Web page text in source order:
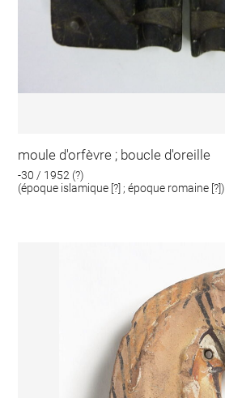
moule d'orfèvre ; boucle d'oreille
-30 / 1952 (?)
(époque islamique [?] ; époque romaine [?])